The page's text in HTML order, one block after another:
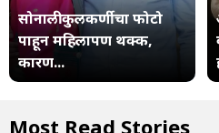
सोनाली कुलकर्णीचा फोटो
पाहून महिलापण थक्क,
कारण...
Most Read Stories